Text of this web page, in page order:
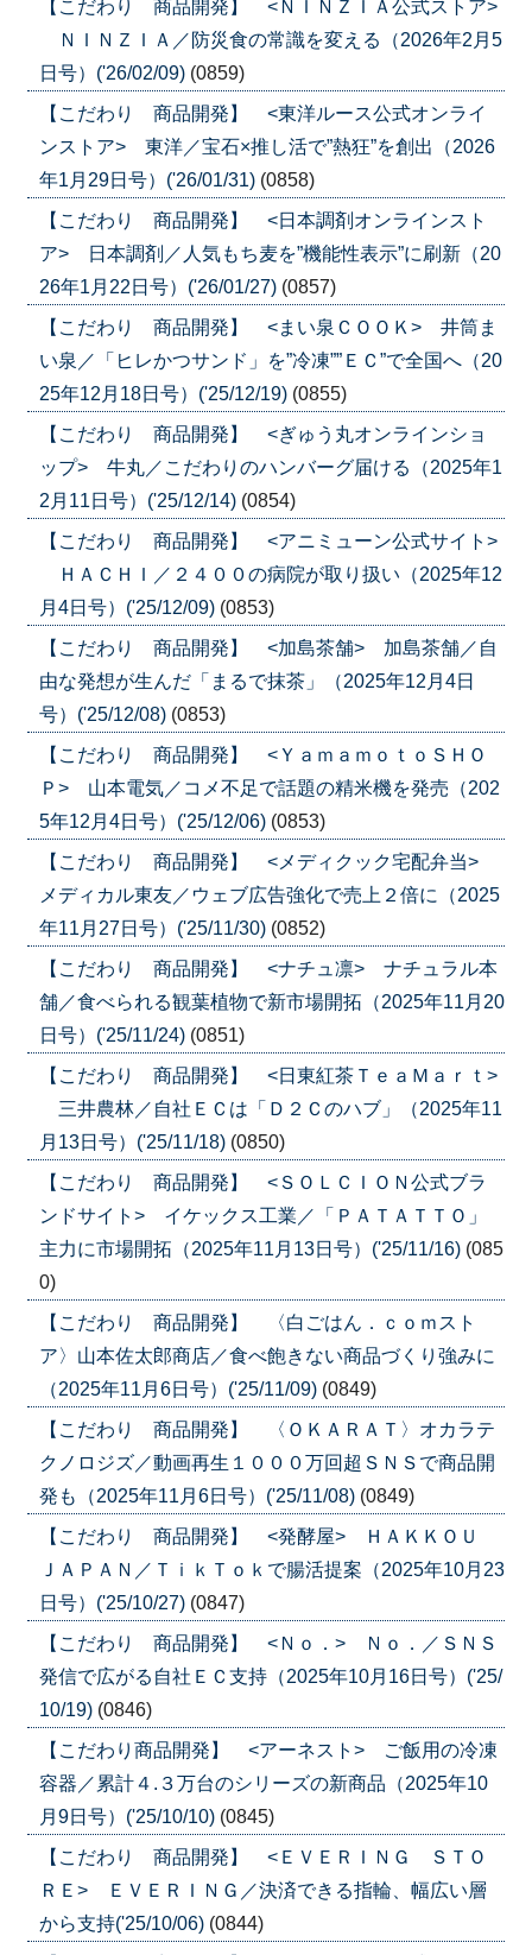
【こだわり 商品開発】 <ＮＩＮＺＩＡ公式ストア>
ＮＩＮＺＩＡ／防災食の常識を変える（2026年2月5
日号）('26/02/09) (0859)
【こだわり 商品開発】 <東洋ルース公式オンライ
ンストア> 東洋／宝石×推し活で”熱狂”を創出（2026
年1月29日号）('26/01/31) (0858)
【こだわり 商品開発】 <日本調剤オンラインスト
ア> 日本調剤／人気もち麦を”機能性表示”に刷新（20
26年1月22日号）('26/01/27) (0857)
【こだわり 商品開発】 <まい泉ＣＯＯＫ> 井筒ま
い泉／「ヒレかつサンド」を”冷凍””ＥＣ”で全国へ（20
25年12月18日号）('25/12/19) (0855)
【こだわり 商品開発】 <ぎゅう丸オンラインショ
ップ> 牛丸／こだわりのハンバーグ届ける（2025年1
2月11日号）('25/12/14) (0854)
【こだわり 商品開発】 <アニミューン公式サイト>
ＨＡＣＨＩ／２４００の病院が取り扱い（2025年12
月4日号）('25/12/09) (0853)
【こだわり 商品開発】 <加島茶舗> 加島茶舗／自
由な発想が生んだ「まるで抹茶」（2025年12月4日
号）('25/12/08) (0853)
【こだわり 商品開発】 <ＹａｍａｍｏｔｏＳＨＯ
Ｐ> 山本電気／コメ不足で話題の精米機を発売（202
5年12月4日号）('25/12/06) (0853)
【こだわり 商品開発】 <メディクック宅配弁当>
メディカル東友／ウェブ広告強化で売上２倍に（2025
年11月27日号）('25/11/30) (0852)
【こだわり 商品開発】 <ナチュ凛> ナチュラル本
舗／食べられる観葉植物で新市場開拓（2025年11月20
日号）('25/11/24) (0851)
【こだわり 商品開発】 <日東紅茶ＴｅａＭａｒｔ>
三井農林／自社ＥＣは「Ｄ２Ｃのハブ」（2025年11
月13日号）('25/11/18) (0850)
【こだわり 商品開発】 <ＳＯＬＣＩＯＮ公式ブラ
ンドサイト> イケックス工業／「ＰＡＴＡＴＴＯ」
主力に市場開拓（2025年11月13日号）('25/11/16) (085
0)
【こだわり 商品開発】 〈白ごはん．ｃｏｍスト
ア〉山本佐太郎商店／食べ飽きない商品づくり強みに
（2025年11月6日号）('25/11/09) (0849)
【こだわり 商品開発】 〈ＯＫＡＲＡＴ〉オカラテ
クノロジズ／動画再生１０００万回超ＳＮＳで商品開
発も（2025年11月6日号）('25/11/08) (0849)
【こだわり 商品開発】 <発酵屋> ＨＡＫＫＯＵ
ＪＡＰＡＮ／ＴｉｋＴｏｋで腸活提案（2025年10月23
日号）('25/10/27) (0847)
【こだわり 商品開発】 <Ｎｏ．> Ｎｏ．／ＳＮＳ
発信で広がる自社ＥＣ支持（2025年10月16日号）('25/
10/19) (0846)
【こだわり商品開発】 <アーネスト> ご飯用の冷凍
容器／累計４.３万台のシリーズの新商品（2025年10
月9日号）('25/10/10) (0845)
【こだわり 商品開発】 <ＥＶＥＲＩＮＧ ＳＴＯ
ＲＥ> ＥＶＥＲＩＮＧ／決済できる指輪、幅広い層
から支持('25/10/06) (0844)